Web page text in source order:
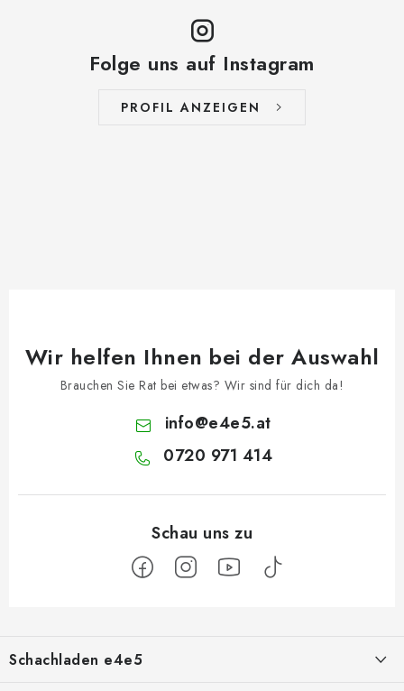
Folge uns auf Instagram
PROFIL ANZEIGEN
Wir helfen Ihnen bei der Auswahl
Brauchen Sie Rat bei etwas? Wir sind für dich da!
info@e4e5.at
0720 971 414
ßSchachladen e4e5